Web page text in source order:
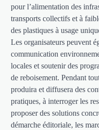
pour l’alimentation des
transports collectifs et à
des plastiques à usage
Les organisateurs peuvent
communication
locales et soutenir des
de reboisement. Pendant
produira et diffusera des
pratiques, à interroger les
proposer des solutions
démarche éditoriale, les